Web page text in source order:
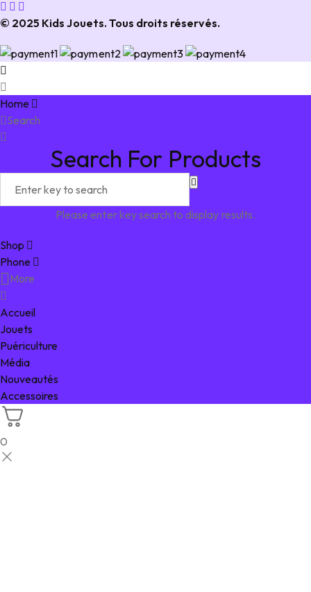
© 2025 Kids Jouets. Tous droits réservés.
Home
Search
Search For Products
Please enter key search to display results.
Shop
Phone
More
Accueil
Jouets
Puériculture
Média
Nouveautés
Accessoires
0